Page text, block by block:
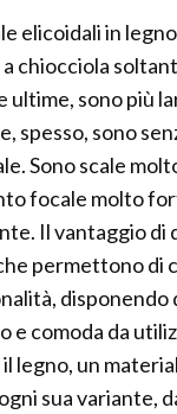
elicoidali in
chiocciola
ultime, sono più
spesso, sono
Sono scale
focale molto
Il vantaggio
permettono di
disponendo
e comoda da
il legno, un
sua variante,